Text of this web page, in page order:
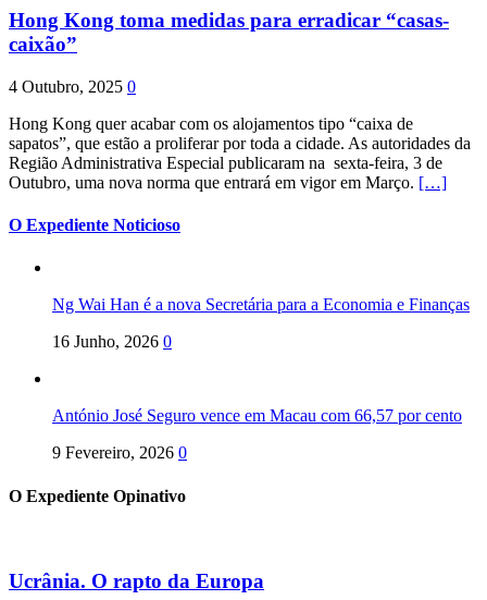
Hong Kong toma medidas para erradicar “casas-
caixão”
4 Outubro, 2025 0
Hong Kong quer acabar com os alojamentos tipo “caixa de
sapatos”, que estão a proliferar por toda a cidade. As autoridades da
Região Administrativa Especial publicaram na sexta-feira, 3 de
Outubro, uma nova norma que entrará em vigor em Março. […]
O Expediente Noticioso
Ng Wai Han é a nova Secretária para a Economia e Finanças
16 Junho, 2026 0
António José Seguro vence em Macau com 66,57 por cento
9 Fevereiro, 2026 0
O Expediente Opinativo
Ucrânia. O rapto da Europa